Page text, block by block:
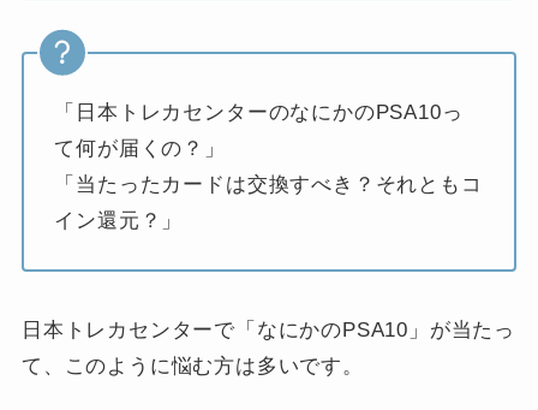
「日本トレカセンターのなにかのPSA10っ
て何が届くの？」
「当たったカードは交換すべき？それともコ
イン還元？」
日本トレカセンターで「なにかのPSA10」が当たっ
て、このように悩む方は多いです。